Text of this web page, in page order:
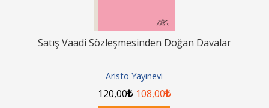
Satış Vaadi Sözleşmesinden Doğan Davalar
Aristo Yayınevi
120,00 108,00